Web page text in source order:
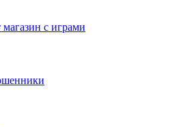
с играми